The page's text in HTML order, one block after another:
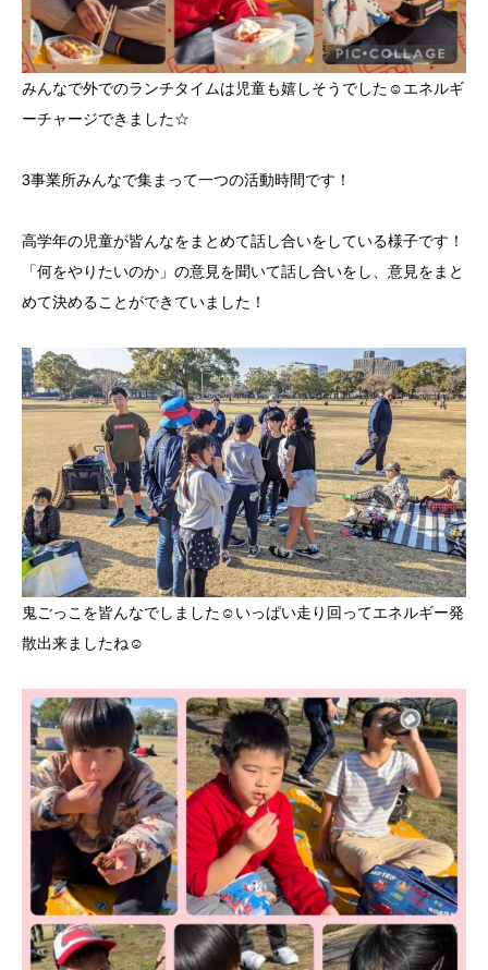
みんなで外でのランチタイムは児童も嬉しそうでした☺️エネルギ
ーチャージできました☆
3事業所みんなで集まって一つの活動時間です！
高学年の児童が皆んなをまとめて話し合いをしている様子です！
「何をやりたいのか」の意見を聞いて話し合いをし、意見をまと
めて決めることができていました！
鬼ごっこを皆んなでしました☺️いっぱい走り回ってエネルギー発
散出来ましたね☺️